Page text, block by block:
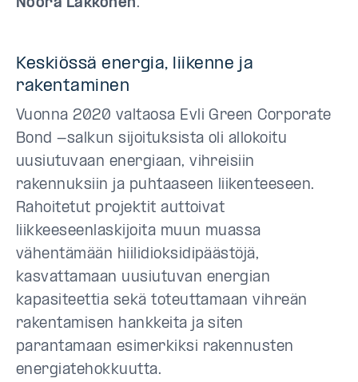
Noora Lakkonen.
Keskiössä energia, liikenne ja
rakentaminen
Vuonna 2020 valtaosa Evli Green Corporate
Bond -salkun sijoituksista oli allokoitu
uusiutuvaan energiaan, vihreisiin
rakennuksiin ja puhtaaseen liikenteeseen.
Rahoitetut projektit auttoivat
liikkeeseenlaskijoita muun muassa
vähentämään hiilidioksidipäästöjä,
kasvattamaan uusiutuvan energian
kapasiteettia sekä toteuttamaan vihreän
rakentamisen hankkeita ja siten
parantamaan esimerkiksi rakennusten
energiatehokkuutta.